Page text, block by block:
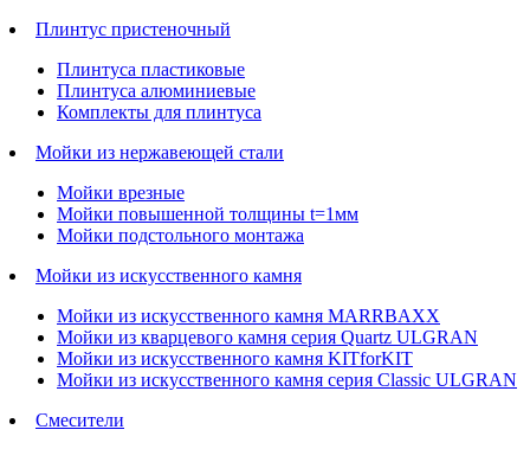
Плинтус пристеночный
Плинтуса пластиковые
Плинтуса алюминиевые
Комплекты для плинтуса
Мойки из нержавеющей стали
Мойки врезные
Мойки повышенной толщины t=1мм
Мойки подстольного монтажа
Мойки из искусственного камня
Мойки из искусственного камня MARRBAXX
Мойки из кварцевого камня серия Quartz ULGRAN
Мойки из искусственного камня KITforKIT
Мойки из искусственного камня серия Classic ULGRAN
Смесители